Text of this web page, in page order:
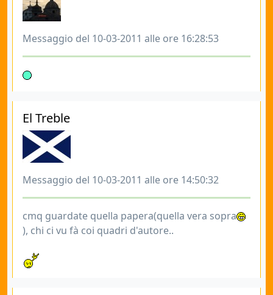
Messaggio del 10-03-2011 alle ore 16:28:53
El Treble
Messaggio del 10-03-2011 alle ore 14:50:32
cmq guardate quella papera(quella vera sopra
), chi ci vu fà coi quadri d'autore..